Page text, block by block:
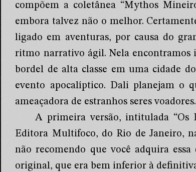
compõem a coletânea “Mythos
embora talvez não o melhor.
ligado em aventuras, por causa do
ritmo narrativo ágil. Nela encontramos
bordel de alta classe em uma cidade
evento apocalíptico. Dali planejam o
ameaçadora de estranhos seres voadores.
A primeira versão, intitulada “Os
Editora Multifoco, do Rio de Janeiro,
não recomendo que você adquira
original, que era bem inferior à